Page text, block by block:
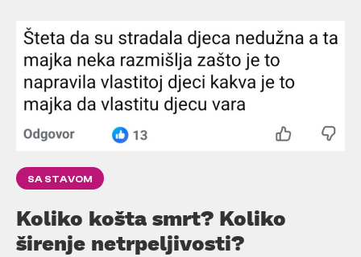
SA STAVOM
Koliko košta smrt? Koliko
širenje netrpeljivosti?